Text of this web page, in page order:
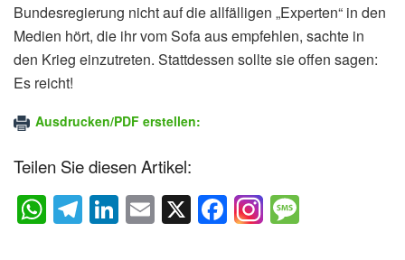
Bundesregierung nicht auf die allfälligen „Experten“ in den
Medien hört, die ihr vom Sofa aus empfehlen, sachte in
den Krieg einzutreten. Stattdessen sollte sie offen sagen:
Es reicht!
Ausdrucken/PDF erstellen:
Teilen Sie diesen Artikel:
W
h
T
el
Li
n
E
m
X F
a